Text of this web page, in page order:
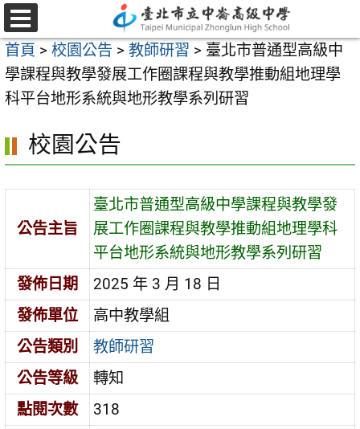
跳
至
主
要
內
區
選
單
首頁 > 校園公告 > 教師研習 > 臺北市普通型高級中
學課程與教學發展工作圈課程與教學推動組地理學
科平台地形系統與地形教學系列研習
校園公告
公告主旨
臺北市普通型高級中學課程與教學發
展工作圈課程與教學推動組地理學科
平台地形系統與地形教學系列研習
發佈日期
2025 年 3 月 18 日
發佈單位
高中教學組
公告類別
教師研習
公告等級
轉知
點閱次數
318